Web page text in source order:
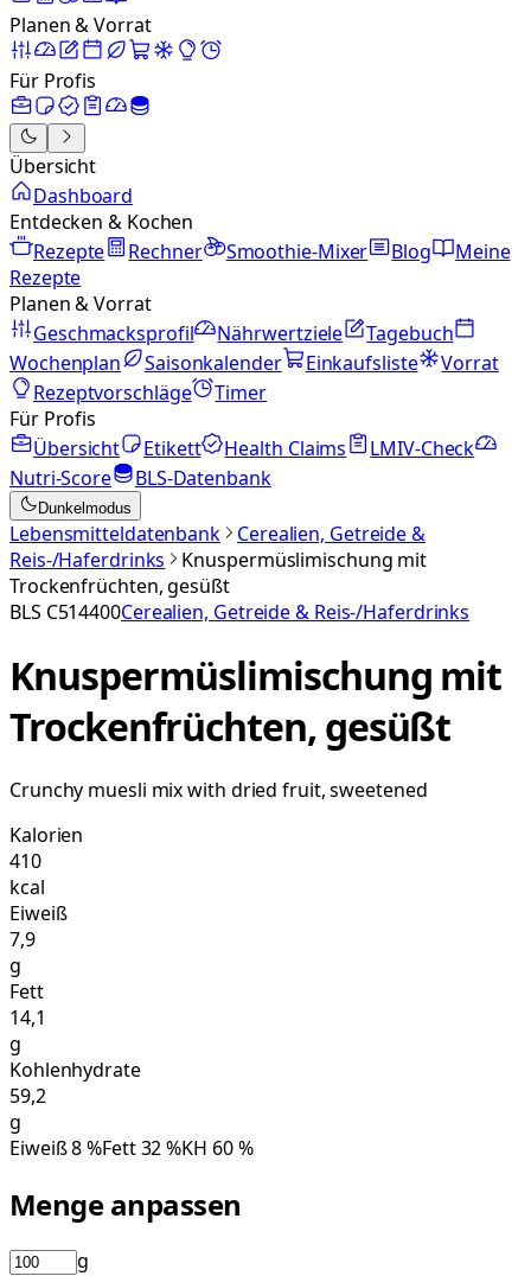
Planen & Vorrat
Für Profis
Übersicht
Dashboard
Entdecken & Kochen
Rezepte
Rechner Smoothie-Mixer Blog
Meine
Rezepte
Planen & Vorrat
Geschmacksprofil
Nährwertziele
Tagebuch
Wochenplan
Saisonkalender Einkaufsliste
Vorrat
Rezeptvorschläge
Timer
Für Profis
Übersicht
Etikett Health Claims
LMIV-Check
Nutri-Score
BLS-Datenbank
Dunkelmodus
Lebensmitteldatenbank
Cerealien, Getreide &
Reis-/Haferdrinks
Knuspermüslimischung mit
Trockenfrüchten, gesüßt
BLS C514400Cerealien, Getreide & Reis-/Haferdrinks
Knuspermüslimischung mit
Trockenfrüchten, gesüßt
Crunchy muesli mix with dried fruit, sweetened
Kalorien
410
kcal
Eiweiß
7,9
g
Fett
14,1
g
Kohlenhydrate
59,2
g
Eiweiß8%Fett32%KH 60%
Menge anpassen
g